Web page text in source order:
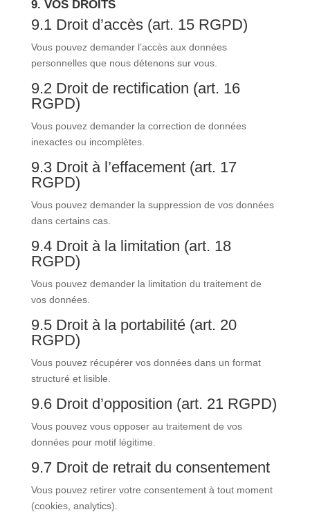
9. VOS DROITS
9.1 Droit d’accès (art. 15 RGPD)
Vous pouvez demander l’accès aux données
personnelles que nous détenons sur vous.
9.2 Droit de rectification (art. 16
RGPD)
Vous pouvez demander la correction de données
inexactes ou incomplètes.
9.3 Droit à l’effacement (art. 17
RGPD)
Vous pouvez demander la suppression de vos données
dans certains cas.
9.4 Droit à la limitation (art. 18
RGPD)
Vous pouvez demander la limitation du traitement de
vos données.
9.5 Droit à la portabilité (art. 20
RGPD)
Vous pouvez récupérer vos données dans un format
structuré et lisible.
9.6 Droit d’opposition (art. 21 RGPD)
Vous pouvez vous opposer au traitement de vos
données pour motif légitime.
9.7 Droit de retrait du consentement
Vous pouvez retirer votre consentement à tout moment
(cookies, analytics).